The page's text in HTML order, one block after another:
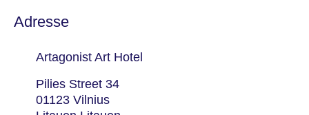
Adresse
Artagonist Art Hotel
Pilies Street 34
01123 Vilnius